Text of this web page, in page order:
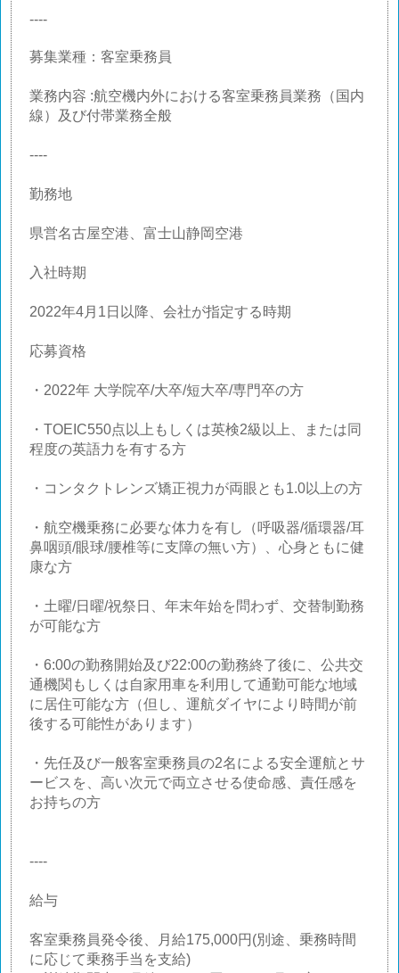
----
募集業種：客室乗務員
業務内容 :航空機内外における客室乗務員業務（国内
線）及び付帯業務全般
----
勤務地
県営名古屋空港、富士山静岡空港
入社時期
2022年4月1日以降、会社が指定する時期
応募資格
・2022年 大学院卒/大卒/短大卒/専門卒の方
・TOEIC550点以上もしくは英検2級以上、または同
程度の英語力を有する方
・コンタクトレンズ矯正視力が両眼とも1.0以上の方
・航空機乗務に必要な体力を有し（呼吸器/循環器/耳
鼻咽頭/眼球/腰椎等に支障の無い方）、心身ともに健
康な方
・土曜/日曜/祝祭日、年末年始を問わず、交替制勤務
が可能な方
・6:00の勤務開始及び22:00の勤務終了後に、公共交
通機関もしくは自家用車を利用して通勤可能な地域
に居住可能な方（但し、運航ダイヤにより時間が前
後する可能性があります）
・先任及び一般客室乗務員の2名による安全運航とサ
ービスを、高い次元で両立させる使命感、責任感を
お持ちの方
----
給与
客室乗務員発令後、月給175,000円(別途、乗務時間
に応じて乗務手当を支給)